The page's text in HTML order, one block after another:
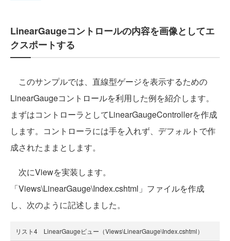
LinearGaugeコントロールの内容を画像としてエ
クスポートする
このサンプルでは、直線型ゲージを表示するための
LinearGaugeコントロールを利用した例を紹介します。
まずはコントローラとしてLinearGaugeControllerを作成
します。コントローラには手を入れず、デフォルトで作
成されたままとします。
次にViewを実装します。
「Views\LinearGauge\Index.cshtml」ファイルを作成
し、次のように記述しました。
リスト4 LinearGaugeビュー（Views\LinearGauge\Index.cshtml）